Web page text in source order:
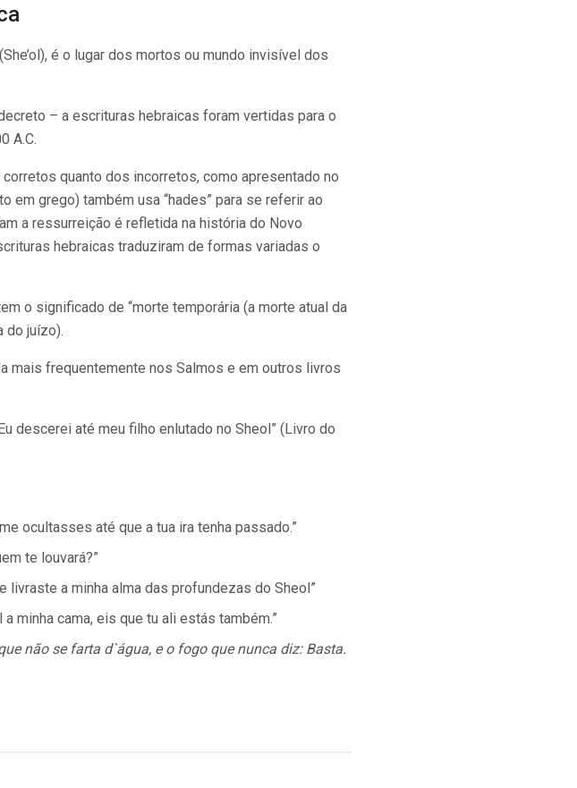
– a escrituras hebraicas foram vertidas para o
A.C.
quanto dos incorretos, como apresentado no
grego) também usa “hades” para se referir ao
a ressurreição é refletida na história do Novo
hebraicas traduziram de formas variadas o
o significado de “morte temporária (a morte atual da
do juízo).
mais frequentemente nos Salmos e em outros livros
descerei até meu filho enlutado no Sheol” (Livro do
ocultasses até que a tua ira tenha passado.”
te louvará?”
livraste a minha alma das profundezas do Sheol”
minha cama, eis que tu ali estás também.”
não se farta d`água, e o fogo que nunca diz: Basta.